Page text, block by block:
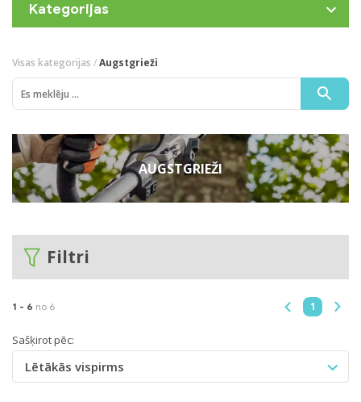
Kategorijas
Visas kategorijas /Augstgrieži
AUGSTGRIEŽI
Filtri
1 - 6 no 6 1
Sašķirot pēc:
Lētākās vispirms